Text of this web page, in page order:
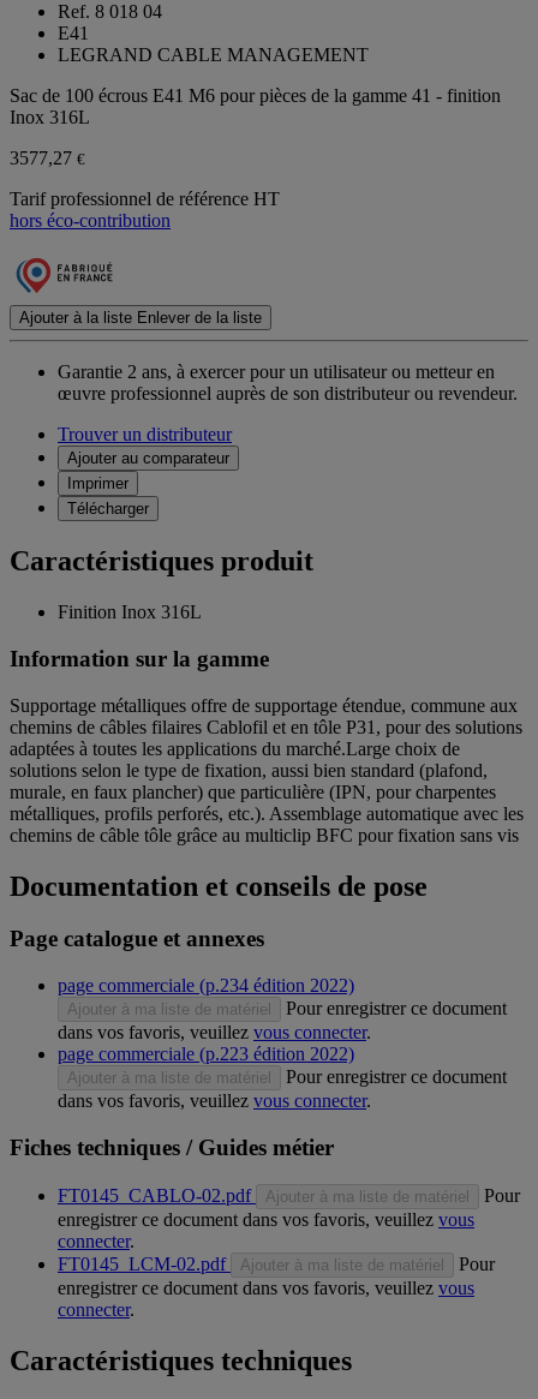
Ref. 8 018 04
E41
LEGRAND CABLE MANAGEMENT
Sac de 100 écrous E41 M6 pour pièces de la gamme 41 - finition
Inox 316L
3577,27 €
Tarif professionnel de référence HT
hors éco-contribution
Ajouter à la liste Enlever de la liste
Garantie 2 ans, à exercer pour un utilisateur ou metteur en
œuvre professionnel auprès de son distributeur ou revendeur.
Trouver un distributeur
Ajouter au comparateur
Imprimer
Télécharger
Caractéristiques produit
Finition Inox 316L
Information sur la gamme
Supportage métalliques offre de supportage étendue, commune aux
chemins de câbles filaires Cablofil et en tôle P31, pour des solutions
adaptées à toutes les applications du marché.Large choix de
solutions selon le type de fixation, aussi bien standard (plafond,
murale, en faux plancher) que particulière (IPN, pour charpentes
métalliques, profils perforés, etc.). Assemblage automatique avec les
chemins de câble tôle grâce au multiclip BFC pour fixation sans vis
Documentation et conseils de pose
Page catalogue et annexes
page commerciale (p.234 édition 2022)
Ajouter à ma liste de matériel
Pour enregistrer ce document
dans vos favoris, veuillez vous connecter.
page commerciale (p.223 édition 2022)
Ajouter à ma liste de matériel
Pour enregistrer ce document
dans vos favoris, veuillez vous connecter.
Fiches techniques / Guides métier
FT0145_CABLO-02.pdf Ajouter à ma liste de matériel
Pour
enregistrer ce document dans vos favoris, veuillez vous
connecter.
FT0145_LCM-02.pdf
Ajouter à ma liste de matériel
Pour
enregistrer ce document dans vos favoris, veuillez vous
connecter.
Caractéristiques techniques